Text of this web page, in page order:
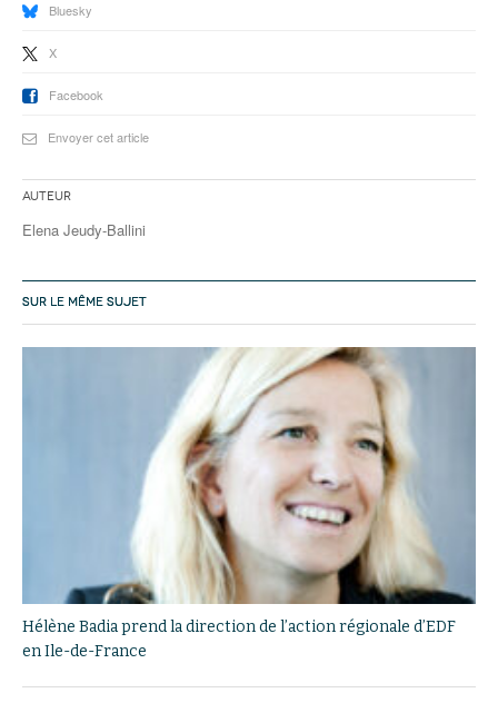
Bluesky
X
Facebook
Envoyer cet article
Auteur
Elena Jeudy-Ballini
SUR LE MÊME SUJET
Hélène Badia prend la direction de l’action régionale d’EDF
en Ile-de-France